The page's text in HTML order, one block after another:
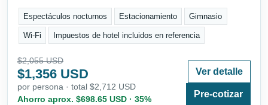
Espectáculos nocturnos Estacionamiento Gimnasio
Wi-Fi Impuestos de hotel incluidos en referencia
$2,055 USD
$1,356 USD
por persona · total $2,712 USD
Ahorro aprox. $698.65 USD · 35%
Ver detalle
Pre-cotizar